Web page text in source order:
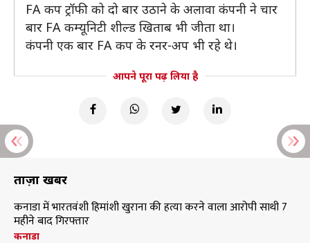
FA कप ट्रॉफी को दो बार उठाने के अलावा कंपनी ने चार
बार FA कम्यूनिटी शील्ड खिताब भी जीता था।
कंपनी एक बार FA कप के रनर-अप भी रहे थे।
आपने पूरा पढ़ लिया है
ताज़ा खबरें
कनाडा में भारतवंशी हिमांशी खुराना की हत्या करने वाला आरोपी साथी 7
महीने बाद गिरफ्तार
कनाडा